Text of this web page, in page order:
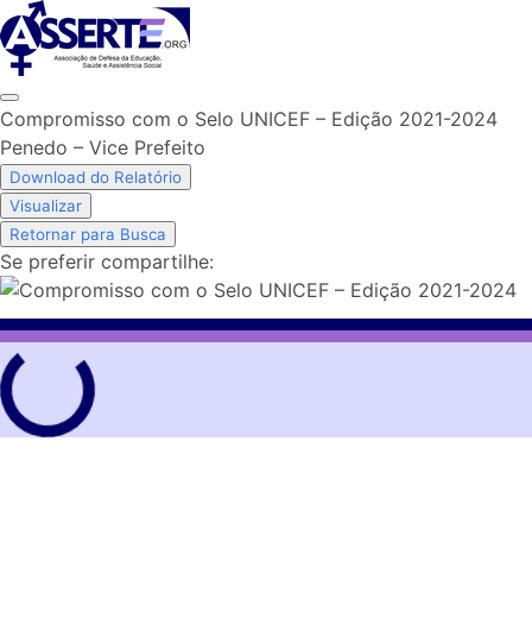
Skip
to
content
Compromisso com o Selo UNICEF – Edição 2021-2024
Penedo – Vice Prefeito
Download do Relatório
Visualizar
Retornar para Busca
Se preferir compartilhe: